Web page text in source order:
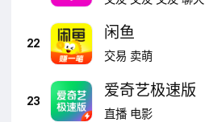
22
闲鱼
交易 卖萌
23
爱奇艺极速版
直播 电影